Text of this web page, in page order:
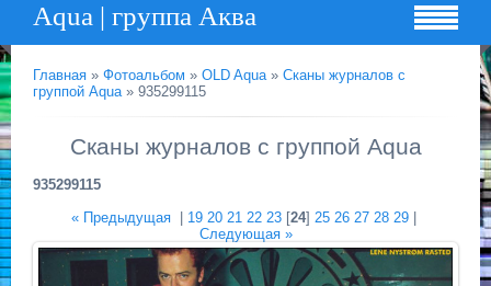
Aqua | группа Аква
Главная » Фотоальбом » OLD Aqua» Сканы журналов с
группой Aqua» 935299115
Сканы журналов с группой Aqua
935299115
« Предыдущая| 19 20 21 22 23[24] 25 26 27 28 29|
Следующая »